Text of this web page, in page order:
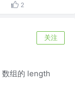
2
关注
数组的 length